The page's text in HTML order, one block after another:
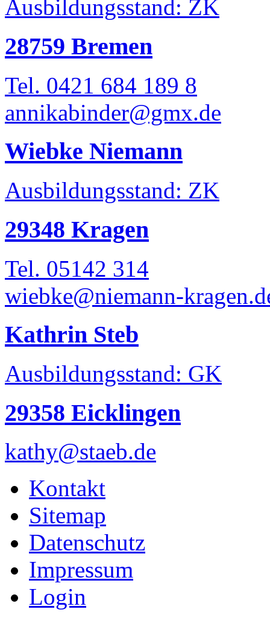
Ausbildungsstand: ZK
28759 Bremen
Tel. 0421 684 189 8
annikabinder@gmx.de
Wiebke Niemann
Ausbildungsstand: ZK
29348 Kragen
Tel. 05142 314
wiebke@niemann-
Kathrin Steb
Ausbildungsstand: GK
29358 Eicklingen
kathy@staeb.de
Kontakt
Sitemap
Datenschutz
Impressum
Login